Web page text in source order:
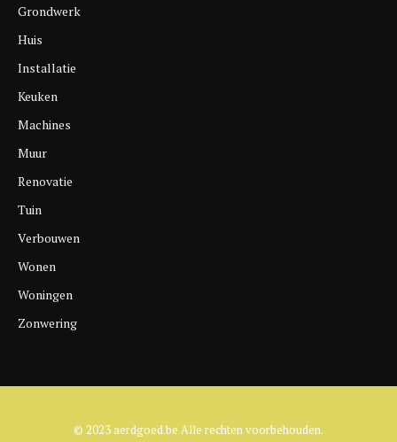
Grondwerk
Huis
Installatie
Keuken
Machines
Muur
Renovatie
Tuin
Verbouwen
Wonen
Woningen
Zonwering
© 2023 aerdgoed.be Alle rechten voorbehouden.